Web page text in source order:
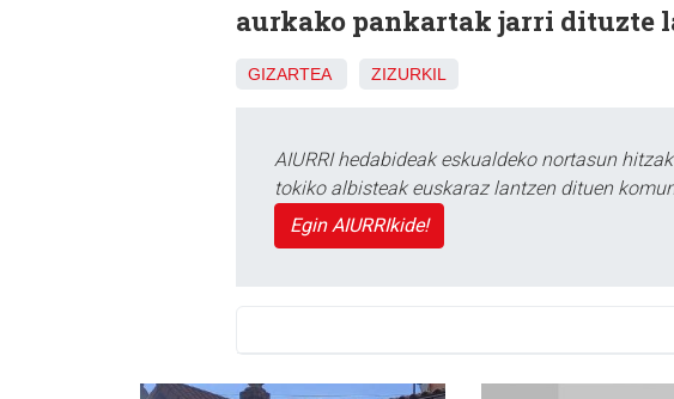
aurkako pankartak jarri dituzte
GIZARTEA ZIZURKIL
AIURRI hedabideak eskualdeko nortasun
tokiko albisteak euskaraz lantzen dituen
Egin AIURRIkide!